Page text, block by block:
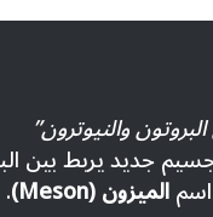
والنيوترون”
جديد يربط بين
الميزون (Meson)
.